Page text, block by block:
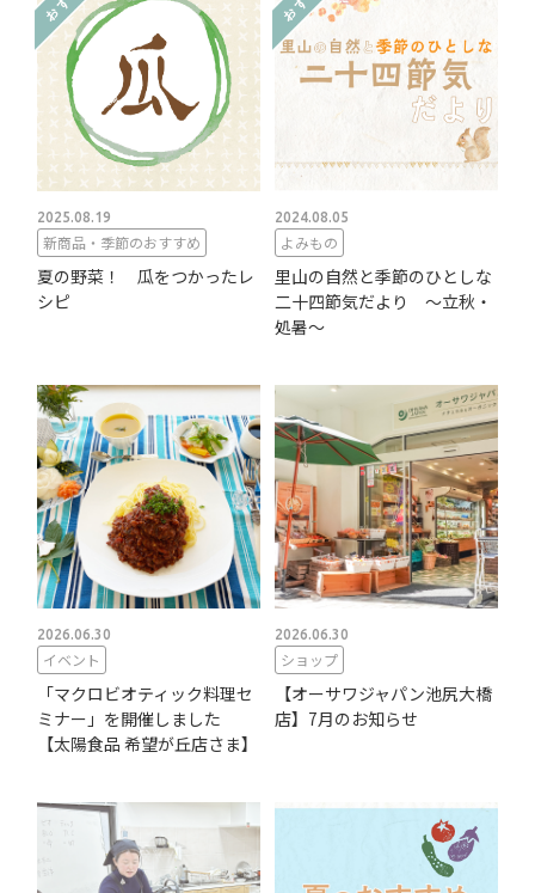
2025.08.19
新商品・季節のおすすめ
夏の野菜！ 瓜をつかったレ
シピ
2024.08.05
よみもの
里山の自然と季節のひとしな
二十四節気だより ～立秋・
処暑～
2026.06.30
イベント
「マクロビオティック料理セ
ミナー」を開催しました
【太陽食品 希望が丘店さま】
2026.06.30
ショップ
【オーサワジャパン池尻大橋
店】7月のお知らせ